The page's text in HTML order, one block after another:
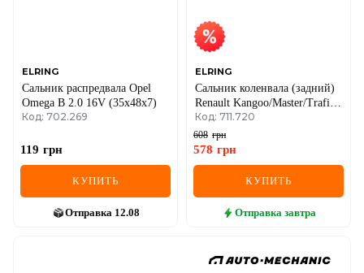
ELRING
Сальник распредвала Opel
Omega B 2.0 16V (35x48x7)
Код: 702.269
119 грн
КУПИТЬ
Отправка 12.08
ELRING
Сальник коленвала (задний)
Renault Kangoo/Master/Trafic
1.9dCi/dTi (85x105x6.8/11)
Код: 711.720
608 грн
578 грн
КУПИТЬ
Отправка завтра